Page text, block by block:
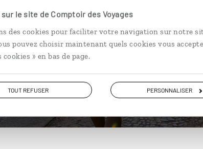
le site de Comptoir des Voyages
des cookies pour faciliter votre navigation sur notre
pouvez choisir maintenant quels cookies vous
» en bas de page.
TOUT REFUSER PERSONNALISER